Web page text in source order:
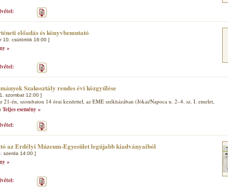
előadás és könyvbemutató
10. csütörtök 16:00 ]
»
Szakosztály rendes évi közgyűlése
szombat 12:00 ]
21-én, szombaton 14 órai kezdettel, az EME székházában (Jókai/Napoca u. 2–4. sz. I. emelet,
Teljes esemény »
az Erdélyi Múzeum-Egyesület legújabb kiadványaiból
szerda 14:00 ]
»